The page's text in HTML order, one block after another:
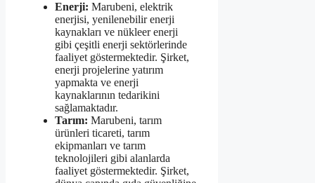
Enerji: Marubeni, elektrik
enerjisi, yenilenebilir enerji
kaynakları ve nükleer enerji
gibi çeşitli enerji sektörlerinde
faaliyet göstermektedir. Şirket,
enerji projelerine yatırım
yapmakta ve enerji
kaynaklarının tedarikini
sağlamaktadır.
Tarım: Marubeni, tarım
ürünleri ticareti, tarım
ekipmanları ve tarım
teknolojileri gibi alanlarda
faaliyet göstermektedir. Şirket,